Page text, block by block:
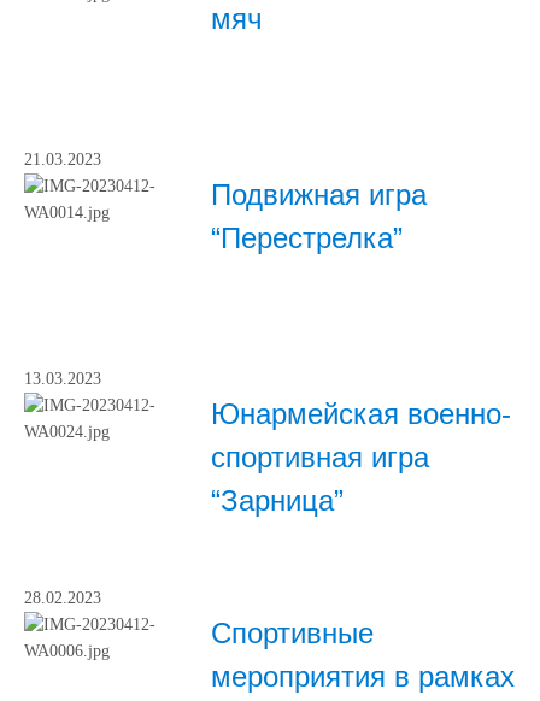
мяч
21.03.2023
Подвижная игра
“Перестрелка”
13.03.2023
Юнармейская военно-
спортивная игра
“Зарница”
28.02.2023
Спортивные
мероприятия в рамках